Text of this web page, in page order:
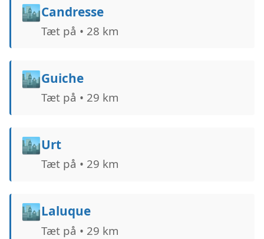
🏙️Candresse
Tæt på • 28 km
🏙️Guiche
Tæt på • 29 km
🏙️Urt
Tæt på • 29 km
🏙️Laluque
Tæt på • 29 km